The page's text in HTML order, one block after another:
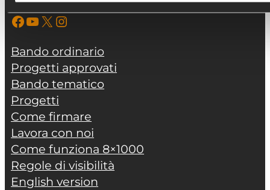
Facebook YouTube X Instagram
Bando ordinario
Progetti approvati
Bando tematico
Progetti
Come firmare
Lavora con noi
Come funziona 8×1000
Regole di visibilità
English version